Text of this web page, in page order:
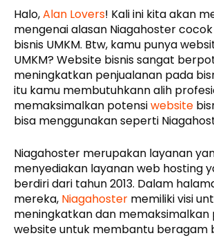
Halo,Alan Lovers! Kali ini kita akan
mengenai alasan Niagahoster
bisnis UMKM. Btw, kamu punya
UMKM? Website bisnis sangat
meningkatkan penjualanan pada
itu kamu membutuhkann alih
memaksimalkan potensiwebsite
bisa menggunakan seperti
Niagahoster merupakan layanan
menyediakan layanan web hosting
berdiri dari tahun 2013. Dalam
mereka, Niagahoster memiliki visi
meningkatkan dan memaksimalkan
website untuk membantu beragam